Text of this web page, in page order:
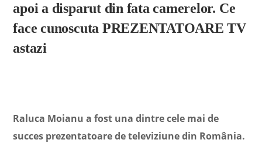
apoi a disparut din fata camerelor. Ce
face cunoscuta PREZENTATOARE TV
astazi
Raluca Moianu a fost una dintre cele mai de
succes prezentatoare de televiziune din România.